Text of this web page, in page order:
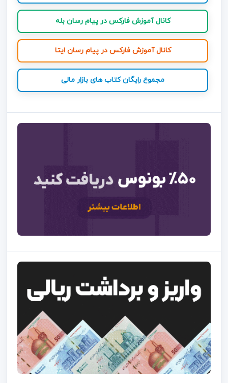
کانال آموزش فارکس در پیام رسان بله
کانال آموزش فارکس در پیام رسان ایتا
مجموع رایگان کتاب های بازار مالی